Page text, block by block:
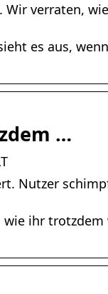
Wir verraten,
es aus,
…
Nutzer
ihr trotzdem